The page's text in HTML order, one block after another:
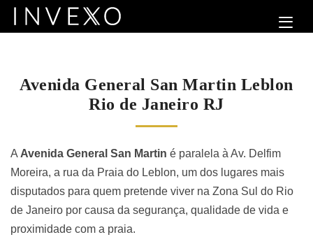
Avenida General San Martin Leblon
Rio de Janeiro RJ
A Avenida General San Martin é paralela à Av. Delfim
Moreira, a rua da Praia do Leblon, um dos lugares mais
disputados para quem pretende viver na Zona Sul do Rio
de Janeiro por causa da segurança, qualidade de vida e
proximidade com a praia.